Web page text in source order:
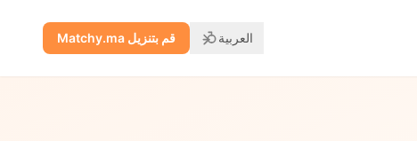
العربية قم بتنزيل Matchy.ma